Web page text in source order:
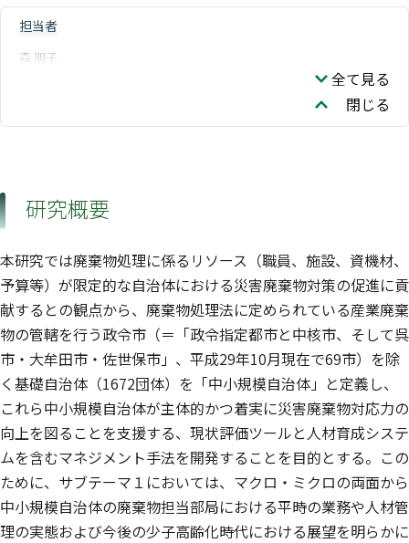
担当者
森 朋子
全て見る
閉じる
研究概要
本研究では廃棄物処理に係るリソース（職員、施設、資機材、
予算等）が限定的な自治体における災害廃棄物対策の促進に貢
献するとの観点から、廃棄物処理法に定められている産業廃棄
物の管轄を行う政令市（＝「政令指定都市と中核市、そして呉
市・大牟田市・佐世保市」、平成29年10月現在で69市）を除
く基礎自治体（1672団体）を「中小規模自治体」と定義し、
これら中小規模自治体が主体的かつ着実に災害廃棄物対応力の
向上を図ることを支援する、現状評価ツールと人材育成システ
ムを含むマネジメント手法を開発することを目的とする。この
ために、サブテーマ１においては、マクロ・ミクロの両面から
中小規模自治体の廃棄物担当部局における平時の業務や人材管
理の実態および今後の少子高齢化時代における展望を明らかに